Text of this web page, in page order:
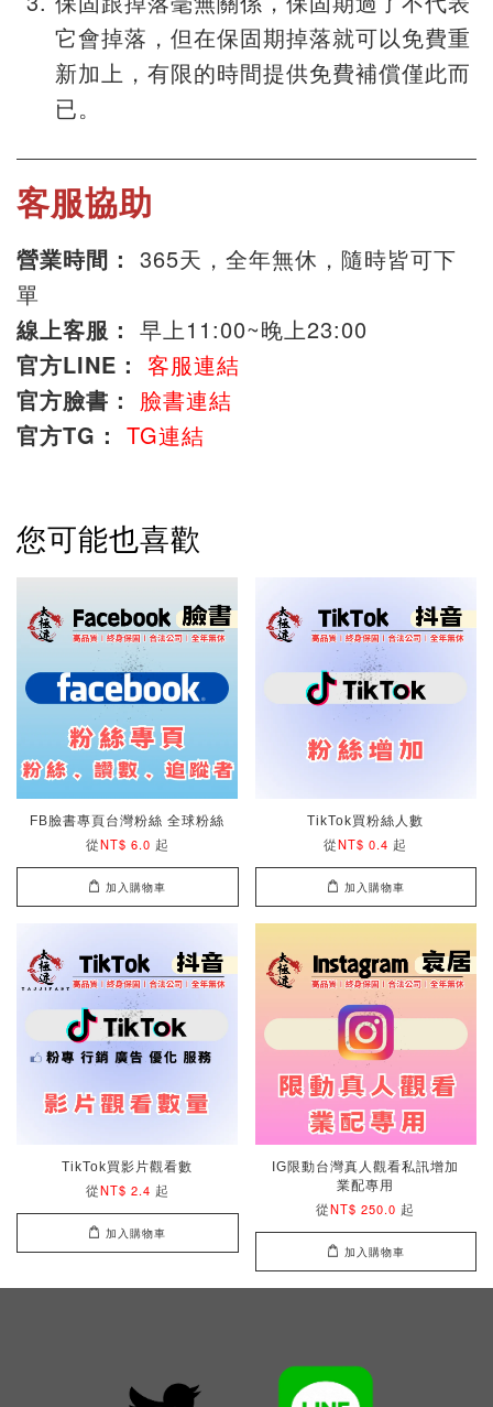
它會掉落，但在保固期掉落就可以免費重
新加上，有限的時間提供免費補償僅此而
已。
客服協助
營業時間： 365天，全年無休，隨時皆可下
單
線上客服： 早上11:00~晚上23:00
官方LINE： 客服連結
官方臉書： 臉書連結
官方TG： TG連結
您可能也喜歡
FB臉書專頁台灣粉絲 全球粉絲
從NT$ 6.0 起
加入購物車
TikTok買粉絲人數
從NT$ 0.4 起
加入購物車
TikTok買影片觀看數
從NT$ 2.4 起
加入購物車
IG限動台灣真人觀看私訊增加
業配專用
從NT$ 250.0 起
加入購物車